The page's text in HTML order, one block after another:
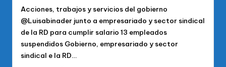
Acciones, trabajos y servicios del gobierno
@Luisabinader junto a empresariado y sector sindical
de la RD para cumplir salario 13 empleados
suspendidos Gobierno, empresariado y sector
sindical e la RD…